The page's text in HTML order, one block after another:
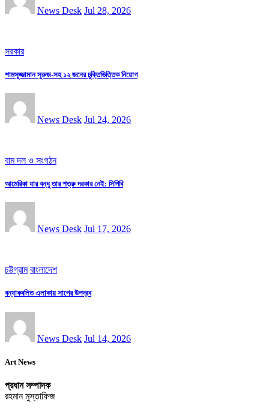
News Desk Jul 28, 2026
সরকার
শামসুজ্জামান সুরুজ-সহ ১২ জনের চুক্তিভিত্তিক নিয়োগ
News Desk Jul 24, 2026
বাম দল ও সংগঠন
আমেরিকা যার বন্ধু তার শত্রু দরকার নেই: সিপিবি
News Desk Jul 17, 2026
চট্টগ্রাম বাংলাদেশ
বন্যাকবলিত এলাকায় সাপের উপদ্রব
News Desk Jul 14, 2026
Art News
প্রধান সম্পাদক
রহমান মুস্তাফিজ